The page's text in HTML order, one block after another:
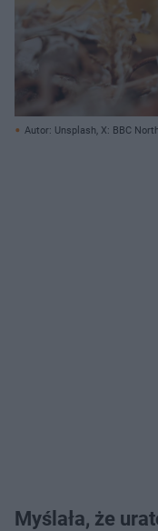
Autor: Unsplash, X: BBC
Myślała, że